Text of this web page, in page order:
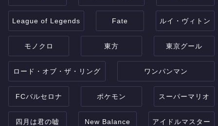
League of Legends Fate ルイ・ヴィトン
モノクロ 東方 東京グール
ロード・オブ・ザ・リング ワンパンマン
FCバルセロナ ポケモン スーパーマリオ
四月は君の嘘 New Balance アイドルマスター